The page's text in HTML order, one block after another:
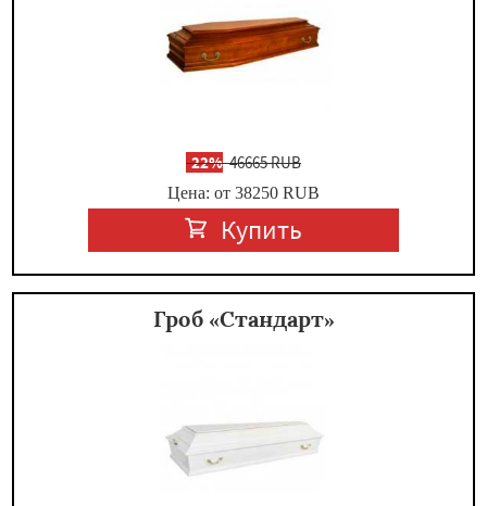
-22%46665 RUB
Цена: от 38250 RUB
Купить
Гроб «Стандарт»